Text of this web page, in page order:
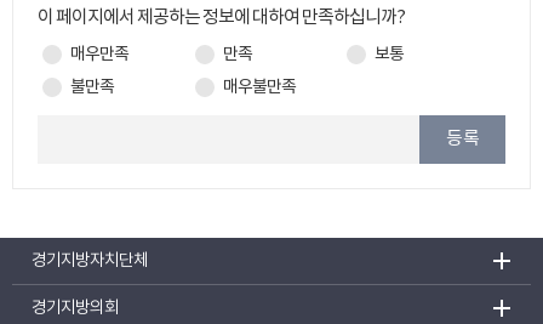
이 페이지에서 제공하는 정보에 대하여 만족하십니까?
매우만족 만족
보통
불만족
매우불만족
등록
경기지방자치단체
경기지방의회